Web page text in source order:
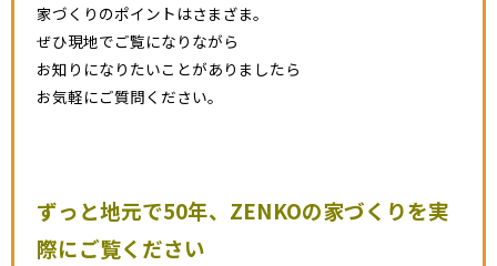
家づくりのポイントはさまざま。
ぜひ現地でご覧になりながら
お知りになりたいことがありましたら
お気軽にご質問ください。
ずっと地元で50年、ZENKOの家づくりを実
際にご覧ください